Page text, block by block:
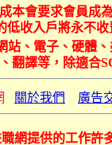
本會要求會員
低收入戶將永不收
站、電子、硬體
翻譯等，除適合
關於我們 廣告
職網提供的工作